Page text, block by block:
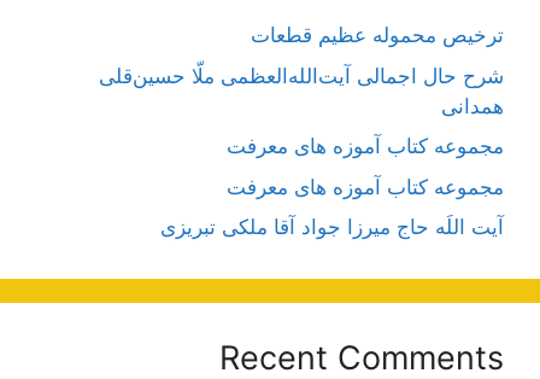
ترخیص محموله عظیم قطعات
شرح حال اجمالی آیت‌الله‌العظمی ملّا حسین‌قلی
همدانی
مجموعه کتاب آموزه های معرفت
مجموعه کتاب آموزه های معرفت
آیت اللَه حاج میرزا جواد آقا ملکی تبریزی
Recent Comments